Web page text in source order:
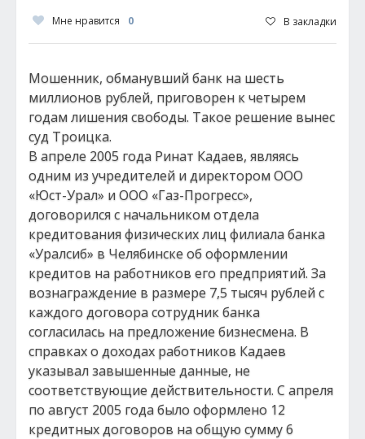
Мне нравится 0 В закладки
Мошенник, обманувший банк на шесть
миллионов рублей, приговорен к четырем
годам лишения свободы. Такое решение вынес
суд Троицка.
В апреле 2005 года Ринат Кадаев, являясь
одним из учредителей и директором ООО
«Юст-Урал» и ООО «Газ-Прогресс»,
договорился с начальником отдела
кредитования физических лиц филиала банка
«Уралсиб» в Челябинске об оформлении
кредитов на работников его предприятий. За
вознаграждение в размере 7,5 тысяч рублей с
каждого договора сотрудник банка
согласилась на предложение бизнесмена. В
справках о доходах работников Кадаев
указывал завышенные данные, не
соответствующие действительности. С апреля
по август 2005 года было оформлено 12
кредитных договоров на общую сумму 6